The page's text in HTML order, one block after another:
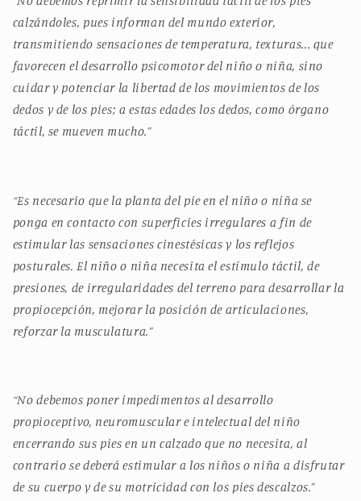
calzándoles, pues informan del mundo exterior,
transmitiendo sensaciones de temperatura, texturas... que
favorecen el desarrollo psicomotor del niño o niña, sino
cuidar y potenciar la libertad de los movimientos de los
dedos y de los pies; a estas edades los dedos, como órgano
táctil, se mueven mucho.”
“Es necesario que la planta del pie en el niño o niña se
ponga en contacto con superficies irregulares a fin de
estimular las sensaciones cinestésicas y los reflejos
posturales. El niño o niña necesita el estímulo táctil, de
presiones, de irregularidades del terreno para desarrollar la
propiocepción, mejorar la posición de articulaciones,
reforzar la musculatura.”
“No debemos poner impedimentos al desarrollo
propioceptivo, neuromuscular e intelectual del niño
encerrando sus pies en un calzado que no necesita, al
contrario se deberá estimular a los niños o niña a disfrutar
de su cuerpo y de su motricidad con los pies descalzos.”